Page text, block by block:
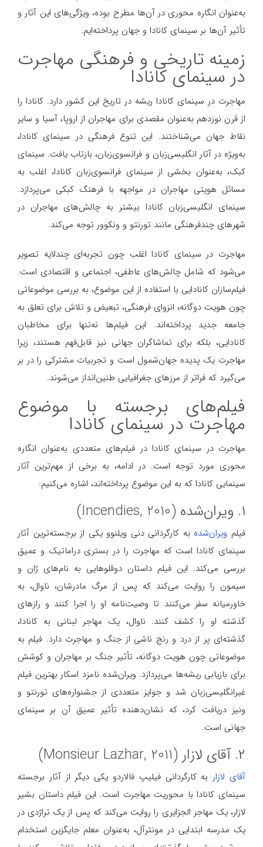
به‌عنوان انگاره محوری در آن‌ها مطرح بوده، ویژگی‌های این آثار و
تأثیر آن‌ها بر سینمای کانادا و جهان پرداخته‌ایم.
زمینه تاریخی و فرهنگی مهاجرت
در سینمای کانادا
مهاجرت در سینمای کانادا ریشه در تاریخ این کشور دارد. کانادا را
از قرن نوزدهم به‌عنوان مقصدی برای مهاجران از اروپا، آسیا و سایر
نقاط جهان می‌شناختند. این تنوع فرهنگی در سینمای کانادا،
به‌ویژه در آثار انگلیسی‌زبان و فرانسوی‌زبان، بازتاب یافت. سینمای
کبک، به‌عنوان بخشی از سینمای فرانسوی‌زبان کانادا، اغلب به
مسائل هویتی مهاجران در مواجهه با فرهنگ کبکی می‌پردازد.
سینمای انگلیسی‌زبان کانادا بیشتر به چالش‌های مهاجران در
شهرهای چندفرهنگی مانند تورنتو و ونکوور توجه می‌کند.
مهاجرت در سینمای کانادا اغلب چون تجربه‌ای چندلایه تصویر
می‌شود که شامل چالش‌های عاطفی، اجتماعی و اقتصادی است.
فیلم‌سازان کانادایی با استفاده از این موضوع، به بررسی موضوعاتی
چون هویت دوگانه، انزوای فرهنگی، تبعیض و تلاش برای تعلق به
جامعه جدید پرداخته‌اند. این فیلم‌ها نه‌تنها برای مخاطبان
کانادایی، بلکه برای تماشاگران جهانی نیز قابل‌فهم هستند، زیرا
مهاجرت یک پدیده جهان‌شمول است و تجربیات مشترکی را در بر
می‌گیرد که فراتر از مرزهای جغرافیایی طنین‌انداز می‌شوند.
فیلم‌های برجسته با موضوع
مهاجرت در سینمای کانادا
مهاجرت در سینمای کانادا در فیلم‌های متعددی به‌عنوان انگاره
محوری مورد توجه است. در ادامه، به برخی از مهم‌ترین آثار
سینمایی کانادا که به این موضوع پرداخته‌اند، اشاره می‌کنیم:
۱. ویران‌شده (Incendies, 2010)
فیلم ویران‌شده به کارگردانی دنی ویلنوو یکی از برجسته‌ترین آثار
سینمای کانادا است که مهاجرت را در بستری دراماتیک و عمیق
بررسی می‌کند. این فیلم داستان دوقلوهایی به نام‌های ژان و
سیمون را روایت می‌کند که پس از مرگ مادرشان، ناوال، به
خاورمیانه سفر می‌کنند تا وصیت‌نامه او را اجرا کنند و رازهای
گذشته او را کشف کنند. ناوال، یک مهاجر لبنانی به کانادا،
گذشته‌ای پر از درد و رنج ناشی از جنگ و مهاجرت دارد. فیلم به
موضوعاتی چون هویت دوگانه، تأثیر جنگ بر مهاجران و کوشش
برای بازیابی ریشه‌ها می‌پردازد. ویران‌شده نامزد اسکار بهترین فیلم
غیرانگلیسی‌زبان شد و جوایز متعددی از جشنواره‌های تورنتو و
ونیز دریافت کرد، که نشان‌دهنده تأثیر عمیق آن بر سینمای
جهانی است.
۲. آقای لازار (Monsieur Lazhar, 2011)
آقای لازاربه کارگردانی فیلیپ فالاردو یکی دیگر از آثار برجسته
سینمای کانادا با محوریت مهاجرت است. این فیلم داستان بشیر
لازار، یک مهاجر الجزایری را روایت می‌کند که پس از یک تراژدی در
یک مدرسه ابتدایی در مونترآل، به‌عنوان معلم جایگزین استخدام